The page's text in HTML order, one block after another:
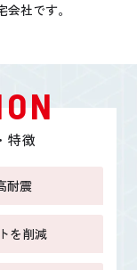
社です。
特徴
耐震
を削減